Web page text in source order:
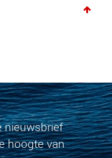
nieuwsbrief
hoogte van